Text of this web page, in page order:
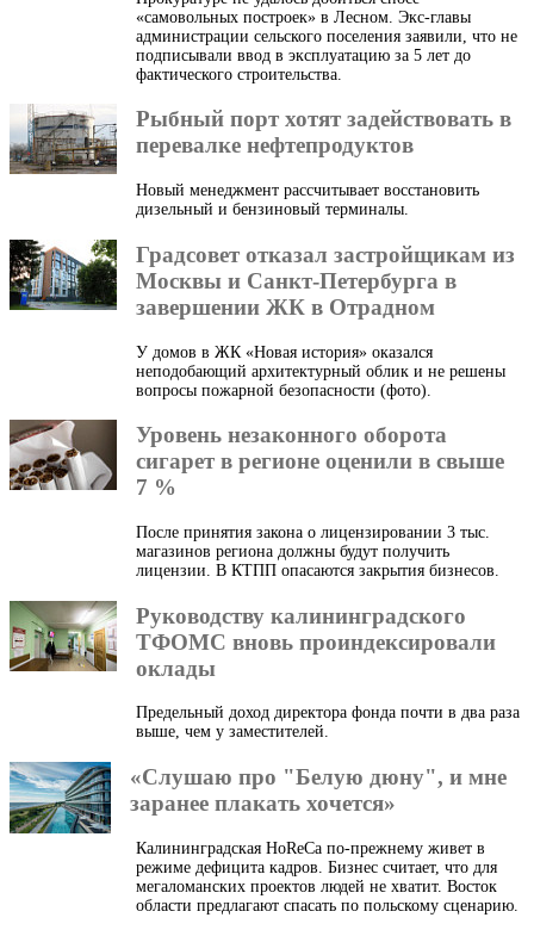
«самовольных построек» в Лесном. Экс-главы
администрации сельского поселения заявили, что не
подписывали ввод в эксплуатацию за 5 лет до
фактического строительства.
Рыбный порт хотят задействовать в
перевалке нефтепродуктов
Новый менеджмент рассчитывает восстановить
дизельный и бензиновый терминалы.
Градсовет отказал застройщикам из
Москвы и Санкт-Петербурга в
завершении ЖК в Отрадном
У домов в ЖК «Новая история» оказался
неподобающий архитектурный облик и не решены
вопросы пожарной безопасности (фото).
Уровень незаконного оборота
сигарет в регионе оценили в свыше
7 %
После принятия закона о лицензировании 3 тыс.
магазинов региона должны будут получить
лицензии. В КТПП опасаются закрытия бизнесов.
Руководству калининградского
ТФОМС вновь проиндексировали
оклады
Предельный доход директора фонда почти в два раза
выше, чем у заместителей.
«Слушаю про "Белую дюну", и мне
заранее плакать хочется»
Калининградская HoReCa по-прежнему живет в
режиме дефицита кадров. Бизнес считает, что для
мегаломанских проектов людей не хватит. Восток
области предлагают спасать по польскому сценарию.